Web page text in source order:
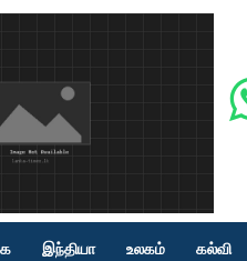
இந்தியா உலகம் கல்வி